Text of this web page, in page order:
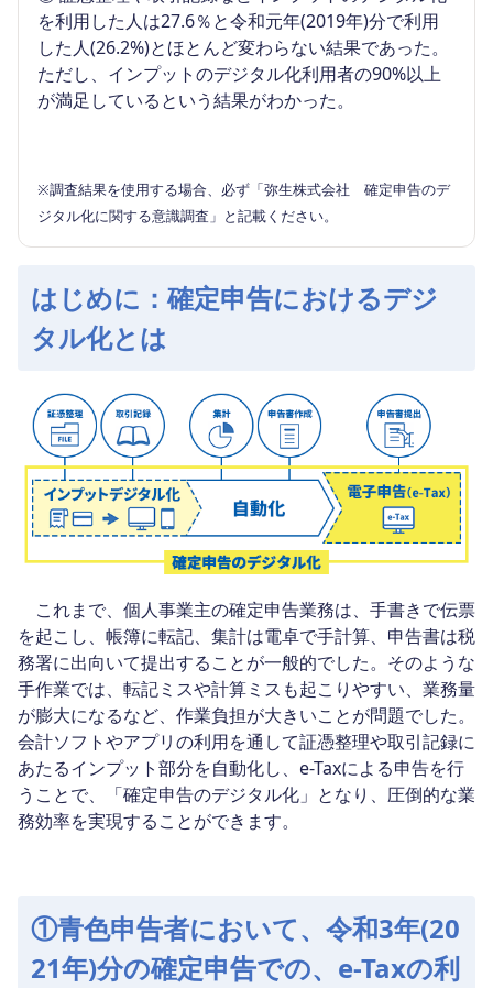
を利用した人は27.6％と令和元年(2019年)分で利用
した人(26.2%)とほとんど変わらない結果であった。
ただし、インプットのデジタル化利用者の90%以上
が満足しているという結果がわかった。
※調査結果を使用する場合、必ず「弥生株式会社 確定申告のデ
ジタル化に関する意識調査」と記載ください。
はじめに：確定申告におけるデジ
タル化とは
これまで、個人事業主の確定申告業務は、手書きで伝票
を起こし、帳簿に転記、集計は電卓で手計算、申告書は税
務署に出向いて提出することが一般的でした。そのような
手作業では、転記ミスや計算ミスも起こりやすい、業務量
が膨大になるなど、作業負担が大きいことが問題でした。
会計ソフトやアプリの利用を通して証憑整理や取引記録に
あたるインプット部分を自動化し、e-Taxによる申告を行
うことで、「確定申告のデジタル化」となり、圧倒的な業
務効率を実現することができます。
①青色申告者において、令和3年(20
21年)分の確定申告での、e-Taxの利